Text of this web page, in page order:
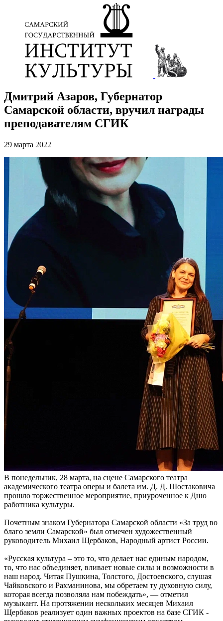
Дмитрий Азаров, Губернатор
Самарской области, вручил награды
преподавателям СГИК
29 марта 2022
В понедельник, 28 марта, на сцене Самарского театра
академического театра оперы и балета им. Д. Д. Шостаковича
прошло торжественное мероприятие, приуроченное к Дню
работника культуры.
Почетным знаком Губернатора Самарской области «За труд во
благо земли Самарской» был отмечен художественный
руководитель Михаил Щербаков, Народный артист России.
«Русская культура – это то, что делает нас единым народом,
то, что нас объединяет, вливает новые силы и возможности в
наш народ. Читая Пушкина, Толстого, Достоевского, слушая
Чайковского и Рахманинова, мы обретаем ту духовную силу,
которая всегда позволяла нам побеждать», — отметил
музыкант. На протяжении нескольких месяцев Михаил
Щербаков реализует один важных проектов на базе СГИК -